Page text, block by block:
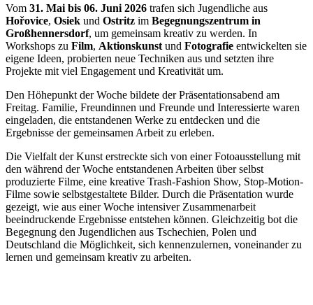
Vom 31. Mai bis 06. Juni 2026 trafen sich Jugendliche aus
Hořovice, Osiek und Ostritz im Begegnungszentrum in
Großhennersdorf, um gemeinsam kreativ zu werden. In
Workshops zu Film, Aktionskunst und Fotografie entwickelten sie
eigene Ideen, probierten neue Techniken aus und setzten ihre
Projekte mit viel Engagement und Kreativität um.
Den Höhepunkt der Woche bildete der Präsentationsabend am
Freitag. Familie, Freundinnen und Freunde und Interessierte waren
eingeladen, die entstandenen Werke zu entdecken und die
Ergebnisse der gemeinsamen Arbeit zu erleben.
Die Vielfalt der Kunst erstreckte sich von einer Fotoausstellung mit
den während der Woche entstandenen Arbeiten über selbst
produzierte Filme, eine kreative Trash-Fashion Show, Stop-Motion-
Filme sowie selbstgestaltete Bilder. Durch die Präsentation wurde
gezeigt, wie aus einer Woche intensiver Zusammenarbeit
beeindruckende Ergebnisse entstehen können. Gleichzeitig bot die
Begegnung den Jugendlichen aus Tschechien, Polen und
Deutschland die Möglichkeit, sich kennenzulernen, voneinander zu
lernen und gemeinsam kreativ zu arbeiten.